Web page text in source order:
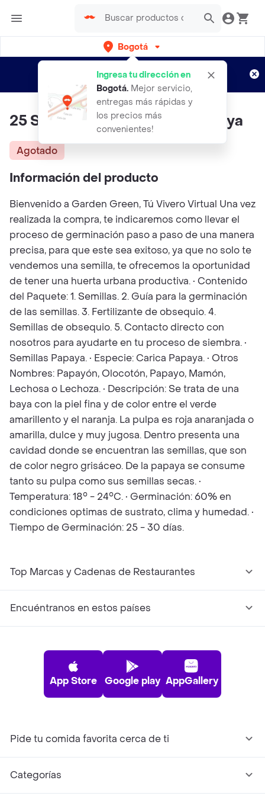
Bogotá
Ingresa tu dirección en
Bogotá. Mejor servicio,
entregas más rápidas y
los precios más
convenientes!
envíos gratis por semanas
Aplican TyC
25 Semillas Orgánicas De Papaya
Agotado
Información del producto
Bienvenido a Garden Green, Tú Vivero Virtual Una vez
realizada la compra, te indicaremos como llevar el
proceso de germinación paso a paso de una manera
precisa, para que este sea exitoso, ya que no solo te
vendemos una semilla, te ofrecemos la oportunidad
de tener una huerta urbana productiva. • Contenido
del Paquete: 1. Semillas. 2. Guía para la germinación
de las semillas. 3. Fertilizante de obsequio. 4.
Semillas de obsequio. 5. Contacto directo con
nosotros para ayudarte en tu proceso de siembra. •
Semillas Papaya. • Especie: Carica Papaya. • Otros
Nombres: Papayón, Olocotón, Papayo, Mamón,
Lechosa o Lechoza. • Descripción: Se trata de una
baya con la piel fina y de color entre el verde
amarillento y el naranja. La pulpa es roja anaranjada o
amarilla, dulce y muy jugosa. Dentro presenta una
cavidad donde se encuentran las semillas, que son
de color negro grisáceo. De la papaya se consume
tanto su pulpa como sus semillas secas. •
Temperatura: 18° - 24°C. • Germinación: 60% en
condiciones optimas de sustrato, clima y humedad. •
Tiempo de Germinación: 25 - 30 días.
Top Marcas y Cadenas de Restaurantes
Encuéntranos en estos países
App Store Google play AppGallery
Pide tu comida favorita cerca de ti
Categorías